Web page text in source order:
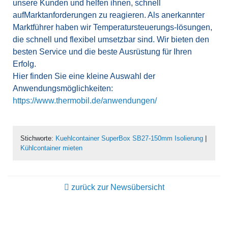
unsere Kunden und helfen ihnen, schnell
aufMarktanforderungen zu reagieren. Als anerkannter
Marktführer haben wir Temperatursteuerungs-lösungen,
die schnell und flexibel umsetzbar sind. Wir bieten den
besten Service und die beste Ausrüstung für Ihren
Erfolg.
Hier finden Sie eine kleine Auswahl der
Anwendungsmöglichkeiten:
https://www.thermobil.de/anwendungen/
Stichworte: Kuehlcontainer SuperBox SB27-150mm Isolierung
Kühlcontainer mieten
zurück zur Newsübersicht